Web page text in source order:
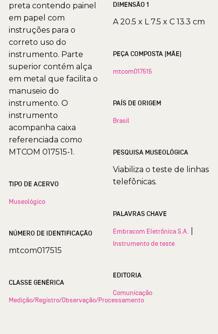
preta contendo painel
em papel com
instruções para o
correto uso do
instrumento. Parte
superior contém alça
em metal que facilita o
manuseio do
instrumento. O
instrumento
acompanha caixa
referenciada como
MTCOM 017515-1.
TIPO DE ACERVO
Museológico
NÚMERO DE IDENTIFICAÇÃO
mtcom017515
CLASSE GENÉRICA
Medição/Registro/Observação/Processamento
DIMENSÃO 1
A 20.5 x L 7.5 x C 13.3 cm
PEÇA COMPOSTA (MÃE)
mtcom017515
PAÍS DE ORIGEM
Brasil
PESQUISA MUSEOLÓGICA
Viabiliza o teste de linhas
telefônicas.
PALAVRAS CHAVE
Embracom Eletrônica S.A.
Instrumento de teste
EDITORIA
Comunicação